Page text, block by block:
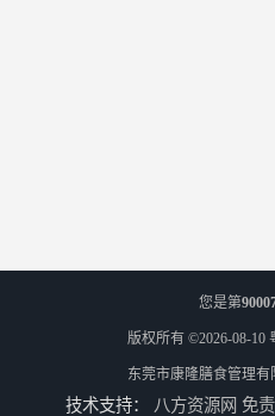
您是第
版权所有 ©2026-08-10
东莞市康隆膳食管理有
技术支持： 八方资源网 免